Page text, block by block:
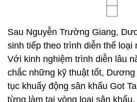
Sau Nguyễn Trường Giang,
sinh tiếp theo trình diễn thể loại
Với kinh nghiệm trình diễn lâu
chắc những kỹ thuật tốt,
tục khuấy động sân khấu Got
từng làm tại vòng loại sân khấu.